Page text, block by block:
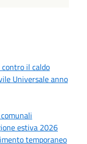
il caldo
Universale anno
estiva 2026
temporaneo